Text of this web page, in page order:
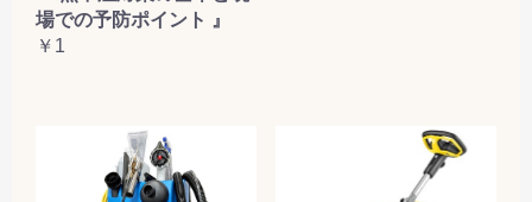
場での予防ポイント 』
￥1